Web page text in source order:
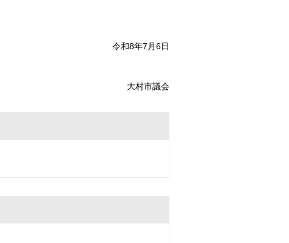
令和8年7月6日
大村市議会